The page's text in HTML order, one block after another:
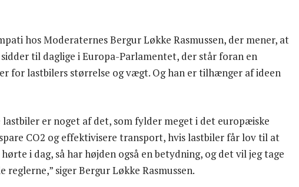
hos Moderaternes Bergur Løkke Rasmussen, der mener, at
til daglige i Europa-Parlamentet, der står foran en
for lastbilers størrelse og vægt. Og han er tilhænger af ideen
er noget af det, som fylder meget i det europæiske
CO2 og effektivisere transport, hvis lastbiler får lov til at
i dag, så har højden også en betydning, og det vil jeg tage
siger Bergur Løkke Rasmussen.